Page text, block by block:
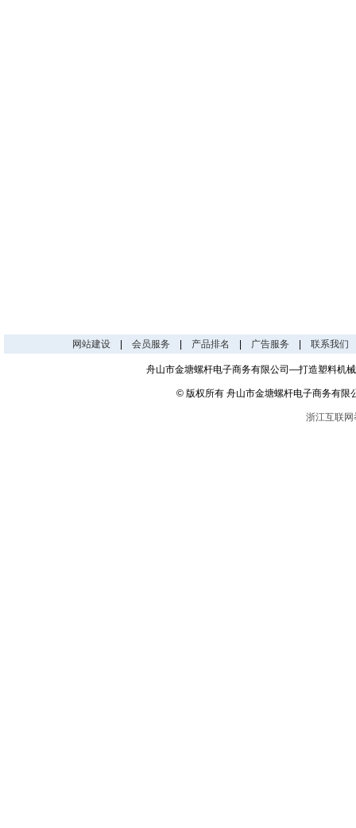
网站建设 会员服务 产品排名 广告服务 联系我们
舟山市金塘螺杆电子商务有限公司—打造塑料机
© 版权所有 舟山市金塘螺杆电子商务有
浙江互联网